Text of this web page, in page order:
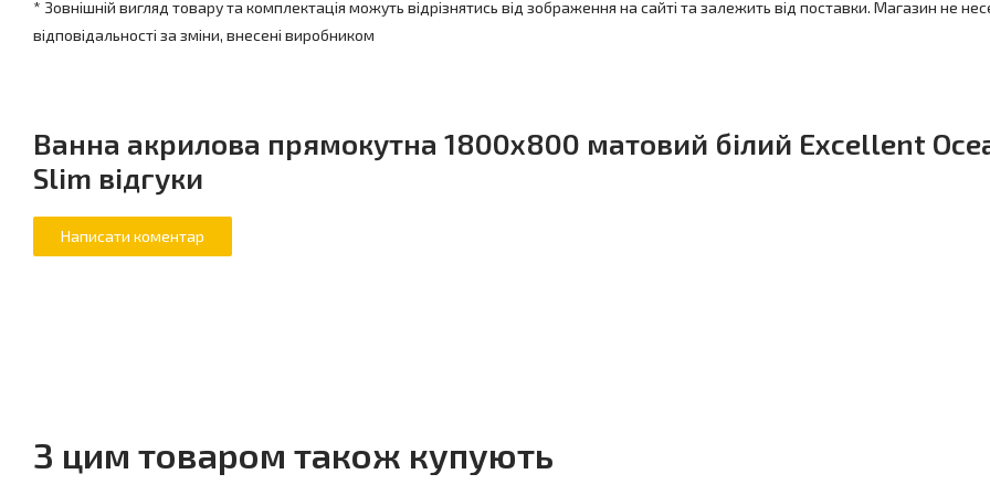
об'єм для переливу: 220 л
* Зовнішній вигляд товару та комплектація можуть відрізнятись від зображення на сайті та залежить від поставки. Магазин не
відповідальності за зміни, внесені виробником
Ванна акрилова прямокутна 1800x800 матовий білий Excellent
Slim відгуки
З цим товаром також купують